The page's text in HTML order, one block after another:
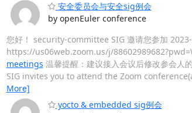
安全委员会与安全sig例会
by openEuler conference
您好！ security-committee SIG 邀请您参加
https://us06web.zoom.us/j/
meetings 温馨提醒：建议接入会议后修改参会人
SIG invites you to attend the Zoom
More]
yocto & embedded sig例会